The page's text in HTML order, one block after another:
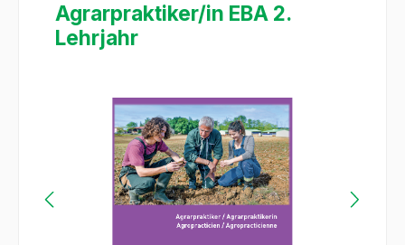
Agrarpraktiker/in EBA 2.
Lehrjahr
Ignorer la galerie d'images